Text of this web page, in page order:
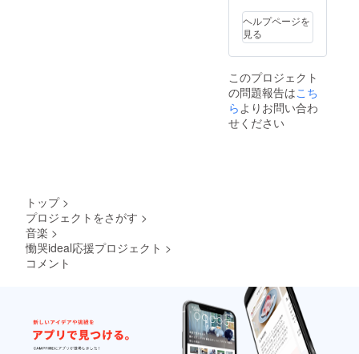
ヘルプページを
見る
このプロジェクト
の問題報告はこち
らよりお問い合わ
せください
トップ >
プロジェクトをさがす >
音楽 >
慟哭ideal応援プロジェクト >
コメント